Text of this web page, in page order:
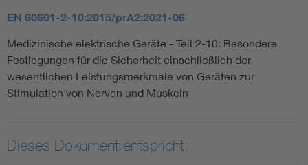
EN 60601-2-10:2015/prA2:2021-06
Medizinische elektrische Geräte - Teil 2-10: Besondere
Festlegungen für die Sicherheit einschließlich der
wesentlichen Leistungsmerkmale von Geräten zur
Stimulation von Nerven und Muskeln
Dieses Dokument entspricht: